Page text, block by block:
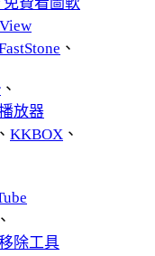
、
、
放器
、 KKBOX 、
、
除工具